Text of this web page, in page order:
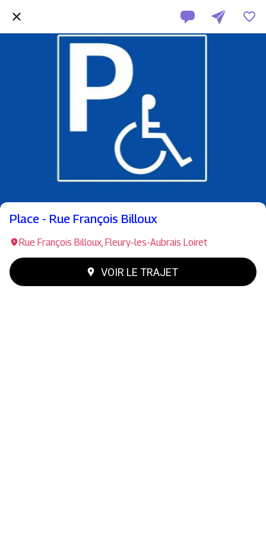
Place - Rue François Billoux
Rue François Billoux, Fleury-les-Aubrais Loiret
VOIR LE TRAJET